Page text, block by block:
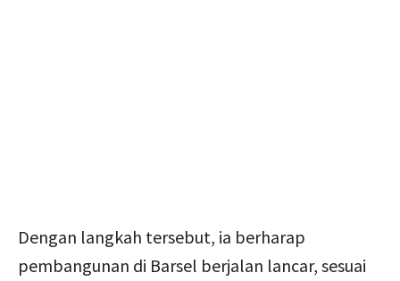
Dengan langkah tersebut, ia berharap
pembangunan di Barsel berjalan lancar, sesuai